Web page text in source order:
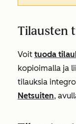
Tilausten
Voit tuoda
kopioimalla ja
tilauksia
Netsuiten,